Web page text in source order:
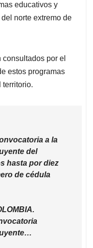
educativos y
norte extremo de
por el
estos programas
territorio.
a la
del
hasta por diez
de cédula